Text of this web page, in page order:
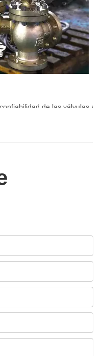
de las válvulas
mantener la calidad del